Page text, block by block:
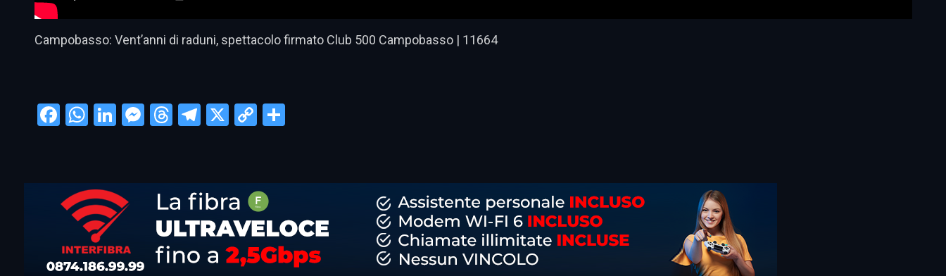
Campobasso: Vent’anni di raduni, spettacolo firmato Club 500 Campobasso | 11664
Facebook
WhatsApp
LinkedIn
Messenger
Threads
Telegram
X CopyCondividi